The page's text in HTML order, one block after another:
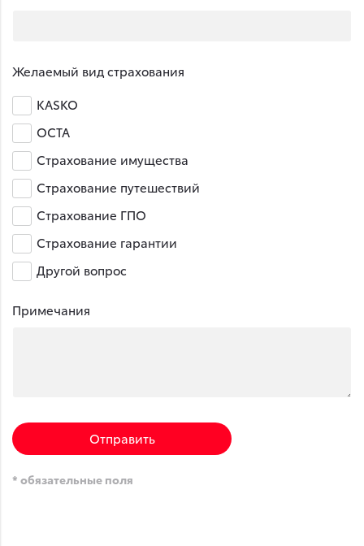
Желаемый вид страхования
KASKO
OCTA
Страхование имущества
Страхование путешествий
Страхование ГПО
Страхование гарантии
Другой вопрос
Примечания
Отправить
* обязательные поля